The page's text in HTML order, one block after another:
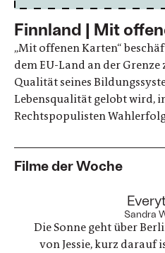
Finnland | Mit
„Mit offenen Karten“
dem EU-Land an der
Qualität seines
Lebensqualität gelobt wird,
Rechtspopulisten
Filme der Woche
Sandra
Die Sonne geht über
von Jessie, kurz darauf